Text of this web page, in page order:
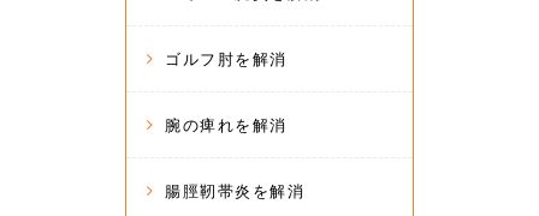
ゴルフ肘を解消
腕の痺れを解消
腸脛靭帯炎を解消